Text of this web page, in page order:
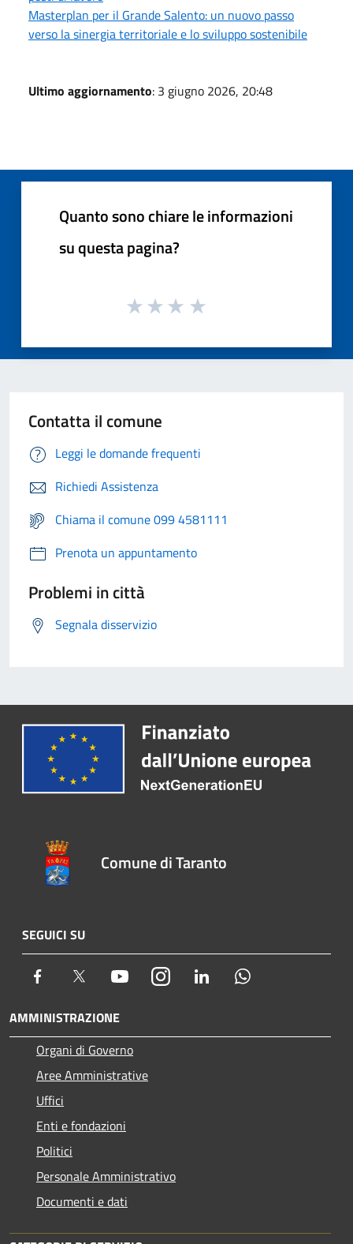
Masterplan per il Grande Salento: un nuovo passo
verso la sinergia territoriale e lo sviluppo sostenibile
Ultimo aggiornamento: 3 giugno 2026, 20:48
Quanto sono chiare le informazioni
su questa pagina?
Contatta il comune
Leggi le domande frequenti
Richiedi Assistenza
Chiama il comune 099 4581111
Prenota un appuntamento
Problemi in città
Segnala disservizio
Comune di Taranto
SEGUICI SU
Facebook Twitter YoutubeInstagram LinkedIn
AMMINISTRAZIONE
Organi di Governo
Aree Amministrative
Uffici
Enti e fondazioni
Politici
Personale Amministrativo
Documenti e dati